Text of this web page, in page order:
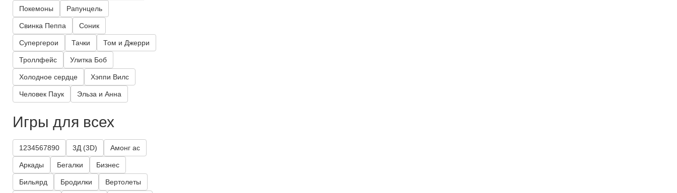
Покемоны Рапунцель
Свинка Пеппа Соник
Супергерои Тачки Том и Джерри
Троллфейс Улитка Боб
Холодное сердце Хэппи Вилс
Человек Паук Эльза и Анна
Игры для всех
1234567890 3Д (3D) Амонг ас
Аркады Бегалки Бизнес
Бильярд Бродилки Вертолеты